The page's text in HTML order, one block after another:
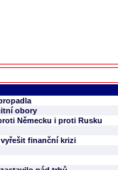
obory
Německu i proti Rusku
finanční krizi